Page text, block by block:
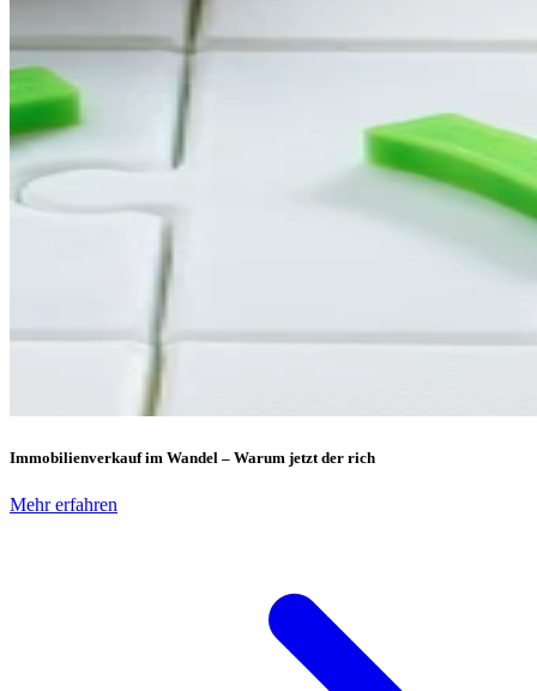
Immobilienverkauf im Wandel – Warum jetzt der rich
Mehr erfahren